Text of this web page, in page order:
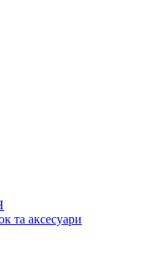
та аксесуари